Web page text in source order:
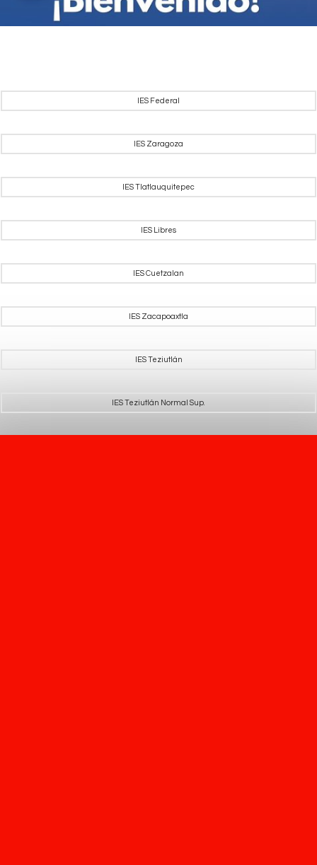
IES Federal
IES Zaragoza
IES Tlatlauquitepec
IES Libres
IES Cuetzalan
IES Zacapoaxtla
IES Teziutlán
IES Teziutlán Normal Sup.